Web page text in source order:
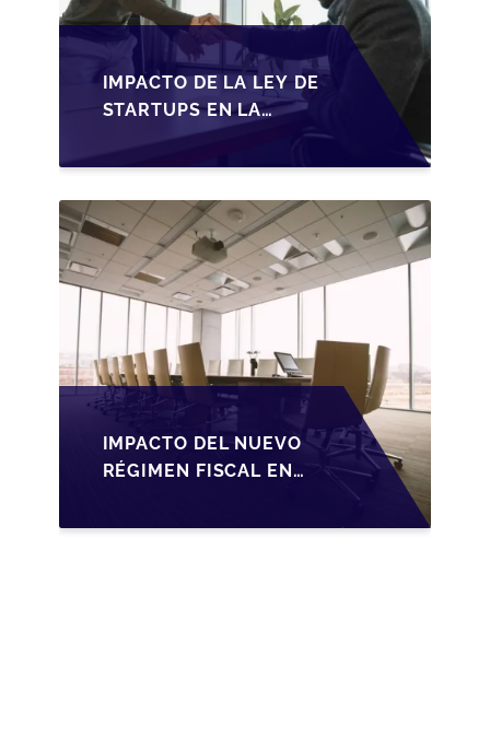
IMPACTO DE LA LEY DE
STARTUPS EN LA
TRANSMISIÓN DE
PYMES ESPAÑOLAS
IMPACTO DEL NUEVO
RÉGIMEN FISCAL EN
PYMES EN ESPAÑA